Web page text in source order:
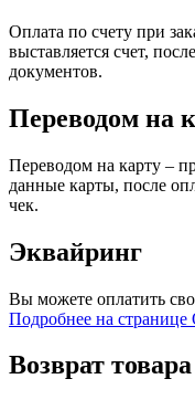
Оплата по счету при
выставляется счет,
документов.
Переводом на
Переводом на карту –
данные карты, после
чек.
Эквайринг
Вы можете оплатить
Подробнее на странице
Возврат товара